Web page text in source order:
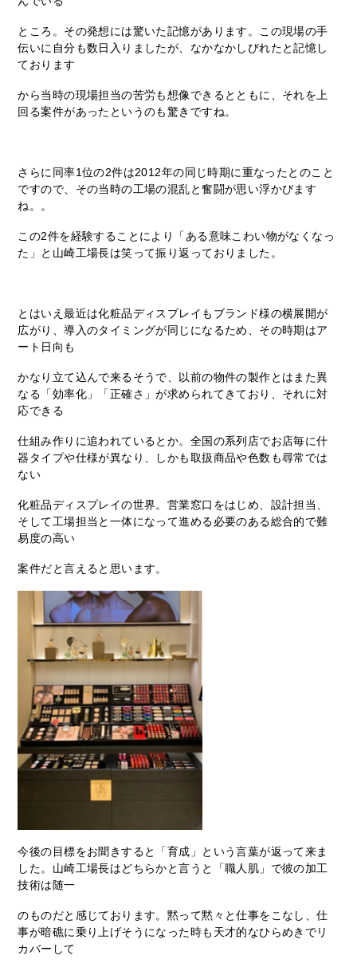
ところ。その発想には驚いた記憶があります。この現場の手
伝いに自分も数日入りましたが、なかなかしびれたと記憶し
ております
から当時の現場担当の苦労も想像できるとともに、それを上
回る案件があったというのも驚きですね。
さらに同率1位の2件は2012年の同じ時期に重なったとのこと
ですので、その当時の工場の混乱と奮闘が思い浮かびます
ね。。
この2件を経験することにより「ある意味こわい物がなくなっ
た」と山崎工場長は笑って振り返っておりました。
とはいえ最近は化粧品ディスプレイもブランド様の横展開が
広がり、導入のタイミングが同じになるため、その時期はア
ート日向も
かなり立て込んで来るそうで、以前の物件の製作とはまた異
なる「効率化」「正確さ」が求められてきており、それに対
応できる
仕組み作りに追われているとか。全国の系列店でお店毎に什
器タイプや仕様が異なり、しかも取扱商品や色数も尋常では
ない
化粧品ディスプレイの世界。営業窓口をはじめ、設計担当、
そして工場担当と一体になって進める必要のある総合的で難
易度の高い
案件だと言えると思います。
今後の目標をお聞きすると「育成」という言葉が返って来ま
した。山崎工場長はどちらかと言うと「職人肌」で彼の加工
技術は随一
のものだと感じております。黙って黙々と仕事をこなし、仕
事が暗礁に乗り上げそうになった時も天才的なひらめきでリ
カバーして